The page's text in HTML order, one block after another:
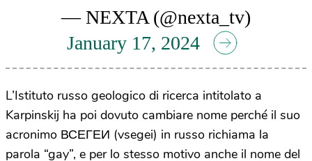
— NEXTA (@nexta_tv)
January 17, 2024
L’Istituto russo geologico di ricerca intitolato a
Karpinskij ha poi dovuto cambiare nome perché il suo
acronimo ВСЕГЕИ (vsegei) in russo richiama la
parola “gay”, e per lo stesso motivo anche il nome del